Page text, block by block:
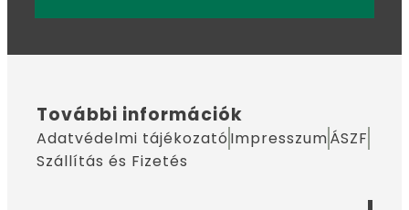
További információk
Adatvédelmi tájékozató ImpresszumÁSZF
Szállítás és Fizetés